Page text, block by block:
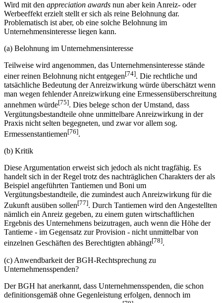
Wird mit den appreciation awards nun aber kein Anreiz- oder
Werbeeffekt erzielt stellt er sich als reine Belohnung dar.
Problematisch ist aber, ob eine solche Belohnung im
Unternehmensinteresse liegen kann.
(a) Belohnung im Unternehmensinteresse
Teilweise wird angenommen, das Unternehmensinteresse stände
einer reinen Belohnung nicht entgegen[74]. Die rechtliche und
tatsächliche Bedeutung der Anreizwirkung würde überschätzt wenn
man wegen fehlender Anreizwirkung eine Ermessensüberschreitung
annehmen würde[75]. Dies belege schon der Umstand, dass
Vergütungsbestandteile ohne unmittelbare Anreizwirkung in der
Praxis nicht selten begegneten, und zwar vor allem sog.
Ermessenstantiemen[76].
(b) Kritik
Diese Argumentation erweist sich jedoch als nicht tragfähig. Es
handelt sich in der Regel trotz des nachträglichen Charakters der als
Beispiel angeführten Tantiemen und Boni um
Vergütungsbestandteile, die zumindest auch Anreizwirkung für die
Zukunft ausüben sollen[77]. Durch Tantiemen wird den Angestellten
nämlich ein Anreiz gegeben, zu einem guten wirtschaftlichen
Ergebnis des Unternehmens beizutragen, auch wenn die Höhe der
Tantieme - im Gegensatz zur Provision - nicht unmittelbar von
einzelnen Geschäften des Berechtigten abhängt[78].
(c) Anwendbarkeit der BGH-Rechtsprechung zu
Unternehmensspenden?
Der BGH hat anerkannt, dass Unternehmensspenden, die schon
definitionsgemäß ohne Gegenleistung erfolgen, dennoch im